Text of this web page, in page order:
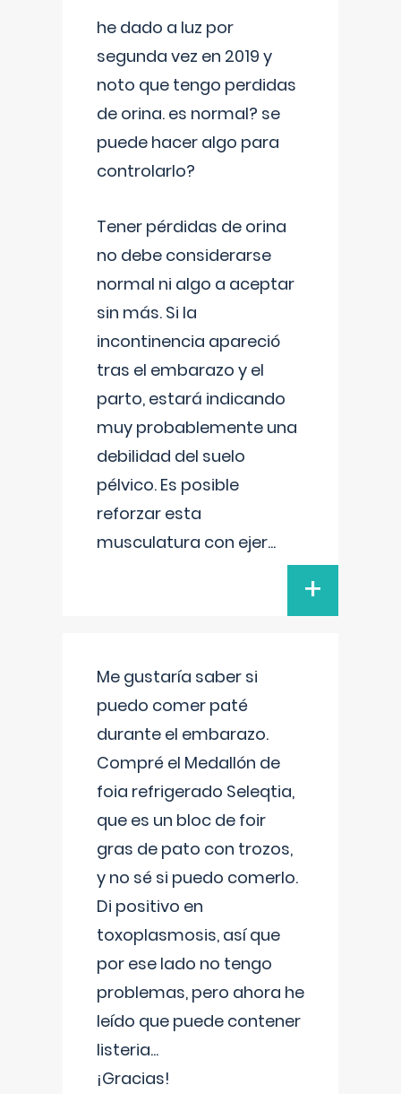
he dado a luz por
segunda vez en 2019 y
noto que tengo perdidas
de orina. es normal? se
puede hacer algo para
controlarlo?
Tener pérdidas de orina
no debe considerarse
normal ni algo a aceptar
sin más. Si la
incontinencia apareció
tras el embarazo y el
parto, estará indicando
muy probablemente una
debilidad del suelo
pélvico. Es posible
reforzar esta
musculatura con ejer...
+
Me gustaría saber si
puedo comer paté
durante el embarazo.
Compré el Medallón de
foia refrigerado Seleqtia,
que es un bloc de foir
gras de pato con trozos,
y no sé si puedo comerlo.
Di positivo en
toxoplasmosis, así que
por ese lado no tengo
problemas, pero ahora he
leído que puede contener
listeria...
¡Gracias!